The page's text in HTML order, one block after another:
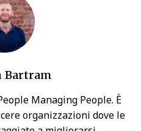
Bartram
Managing People. È
organizzazioni dove le